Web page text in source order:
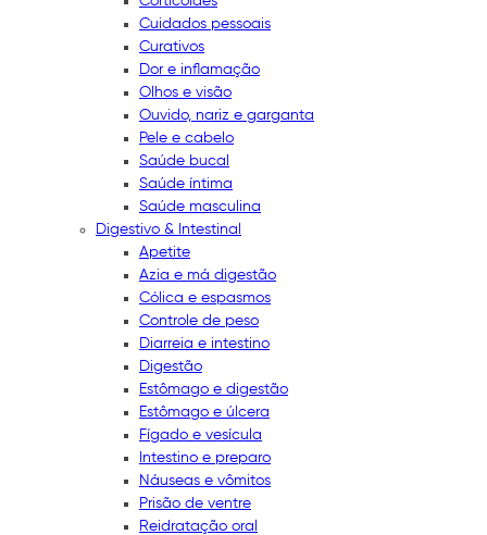
Cuidados pessoais
Curativos
Dor e inflamação
Olhos e visão
Ouvido, nariz e garganta
Pele e cabelo
Saúde bucal
Saúde íntima
Saúde masculina
Digestivo & Intestinal
Apetite
Azia e má digestão
Cólica e espasmos
Controle de peso
Diarreia e intestino
Digestão
Estômago e digestão
Estômago e úlcera
Fígado e vesícula
Intestino e preparo
Náuseas e vômitos
Prisão de ventre
Reidratação oral